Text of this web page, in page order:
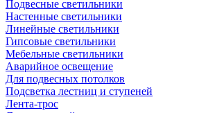
Подвесные светильники
Настенные светильники
Линейные светильники
Гипсовые светильники
Мебельные светильники
Аварийное освещение
Для подвесных потолков
Подсветка лестниц и ступеней
Лента-трос